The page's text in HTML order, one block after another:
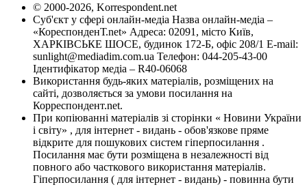
© 2000-2026, Korrespondent.net
Суб'єкт у сфері онлайн-медіа Назва онлайн-медіа –
«КореспонденТ.net» Адреса: 02091, місто Київ,
ХАРКІВСЬКЕ ШОСЕ, будинок 172-Б, офіс 208/1 E-mail:
sunlight@mediadim.com.ua Телефон: 044-205-43-00
Ідентифікатор медіа – R40-06068
Використання будь-яких матеріалів, розміщених на
сайті, дозволяється за умови посилання на
Корреспондент.net.
При копіюванні матеріалів зі сторінки « Новини України
і світу» , для інтернет - видань - обов'язкове пряме
відкрите для пошукових систем гіперпосилання .
Посилання має бути розміщена в незалежності від
повного або часткового використання матеріалів.
Гіперпосилання ( для інтернет - видань) - повинна бути